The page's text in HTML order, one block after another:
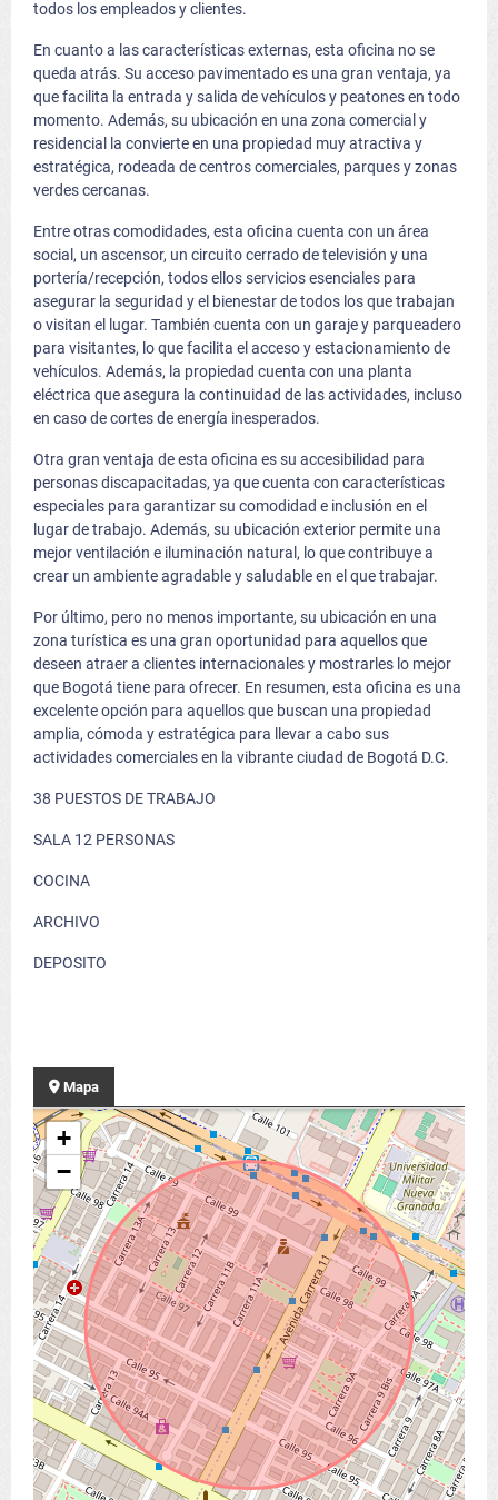
todos los empleados y clientes.
En cuanto a las características externas, esta oficina no se
queda atrás. Su acceso pavimentado es una gran ventaja, ya
que facilita la entrada y salida de vehículos y peatones en todo
momento. Además, su ubicación en una zona comercial y
residencial la convierte en una propiedad muy atractiva y
estratégica, rodeada de centros comerciales, parques y zonas
verdes cercanas.
Entre otras comodidades, esta oficina cuenta con un área
social, un ascensor, un circuito cerrado de televisión y una
portería/recepción, todos ellos servicios esenciales para
asegurar la seguridad y el bienestar de todos los que trabajan
o visitan el lugar. También cuenta con un garaje y parqueadero
para visitantes, lo que facilita el acceso y estacionamiento de
vehículos. Además, la propiedad cuenta con una planta
eléctrica que asegura la continuidad de las actividades, incluso
en caso de cortes de energía inesperados.
Otra gran ventaja de esta oficina es su accesibilidad para
personas discapacitadas, ya que cuenta con características
especiales para garantizar su comodidad e inclusión en el
lugar de trabajo. Además, su ubicación exterior permite una
mejor ventilación e iluminación natural, lo que contribuye a
crear un ambiente agradable y saludable en el que trabajar.
Por último, pero no menos importante, su ubicación en una
zona turística es una gran oportunidad para aquellos que
deseen atraer a clientes internacionales y mostrarles lo mejor
que Bogotá tiene para ofrecer. En resumen, esta oficina es una
excelente opción para aquellos que buscan una propiedad
amplia, cómoda y estratégica para llevar a cabo sus
actividades comerciales en la vibrante ciudad de Bogotá D.C.
38 PUESTOS DE TRABAJO
SALA 12 PERSONAS
COCINA
ARCHIVO
DEPOSITO
Mapa
+
−